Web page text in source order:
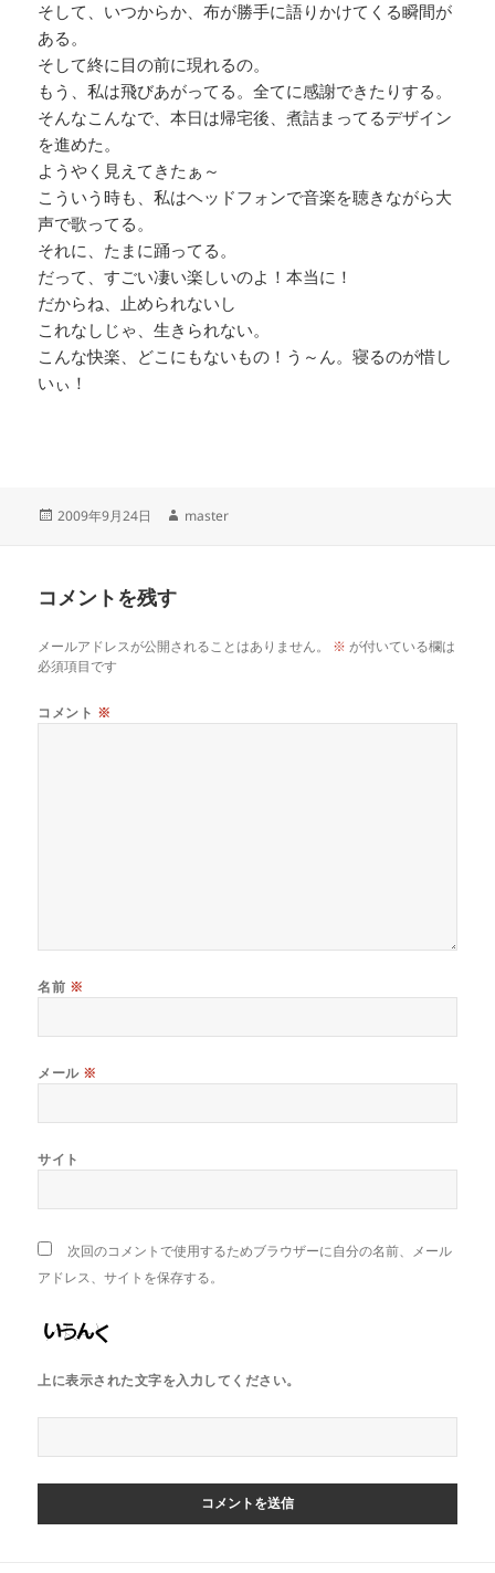
そして、いつからか、布が勝手に語りかけてくる瞬間が
ある。
そして終に目の前に現れるの。
もう、私は飛びあがってる。全てに感謝できたりする。
そんなこんなで、本日は帰宅後、煮詰まってるデザイン
を進めた。
ようやく見えてきたぁ～
こういう時も、私はヘッドフォンで音楽を聴きながら大
声で歌ってる。
それに、たまに踊ってる。
だって、すごい凄い楽しいのよ！本当に！
だからね、止められないし
これなしじゃ、生きられない。
こんな快楽、どこにもないもの！う～ん。寝るのが惜し
いぃ！
投
2009年9月24日
作
master
コメントを残す
メールアドレスが公開されることはありません。 ※ が付いている欄は
必須項目です
コメント ※
名前 ※
メール ※
サイト
次回のコメントで使用するためブラウザーに自分の名前、メール
アドレス、サイトを保存する。
上に表示された文字を入力してください。